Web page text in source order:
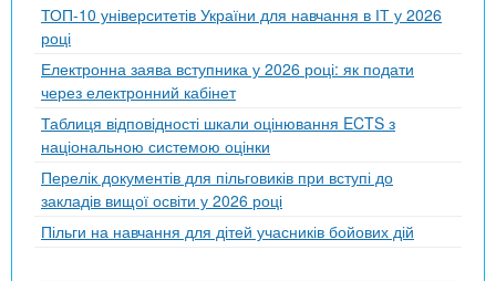
ТОП-10 університетів України для навчання в ІТ у 2026
році
Електронна заява вступника у 2026 році: як подати
через електронний кабінет
Таблиця відповідності шкали оцінювання ECTS з
національною системою оцінки
Перелік документів для пільговиків при вступі до
закладів вищої освіти у 2026 році
Пільги на навчання для дітей учасників бойових дій